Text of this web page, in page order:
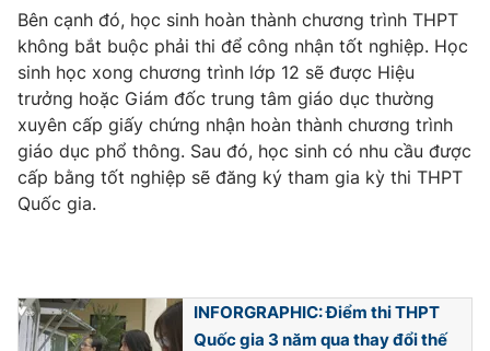
Sản phẩm
Thị trường
Tư vấn
Giao lưu trực tuyến
Lịch phát sóng
Chuyên mục khác
Emagazine
Video Shorts video
Bên cạnh đó, học sinh hoàn thành chương trình THPT
không bắt buộc phải thi để công nhận tốt nghiệp. Học
sinh học xong chương trình lớp 12 sẽ được Hiệu
trưởng hoặc Giám đốc trung tâm giáo dục thường
xuyên cấp giấy chứng nhận hoàn thành chương trình
giáo dục phổ thông. Sau đó, học sinh có nhu cầu được
cấp bằng tốt nghiệp sẽ đăng ký tham gia kỳ thi THPT
Quốc gia.
INFORGRAPHIC: Điểm thi THPT
Quốc gia 3 năm qua thay đổi thế